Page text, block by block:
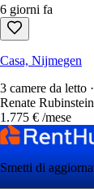
6 giorni fa
Casa, Nijmegen
3 camere da letto
Renate
1.775 € /mese
Smetti di